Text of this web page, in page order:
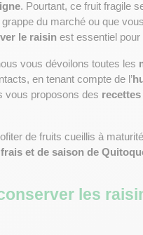
. Pourtant, ce fruit fragile
grappe du marché ou que
le raisin est essentiel
vous dévoilons toutes les
en tenant compte de l’
vous proposons des recettes
de fruits cueillis à
frais et de saison de
les